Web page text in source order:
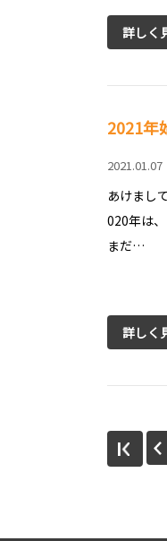
詳しく
2021年
2021.01.07
あけまし
020年は
まだ…
詳しく